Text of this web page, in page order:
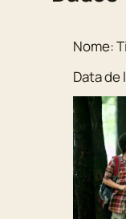
Nome:
Data de